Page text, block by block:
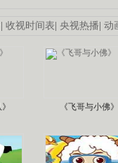
| 收视时间表| 央视热播| 动
《飞哥与小佛》